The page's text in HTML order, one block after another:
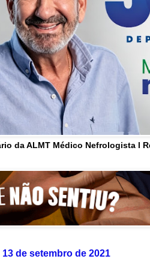
da ALMT Médico Nefrologista l
de setembro de 2021